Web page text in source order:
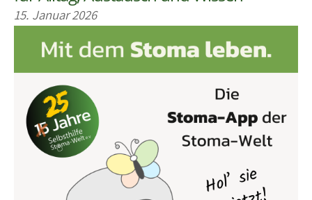
15. Januar 2026